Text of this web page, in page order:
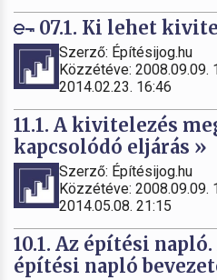
07.1. Ki lehet
Szerző: Építésijog.hu
Közzétéve:
2014.02.23. 16:46
11.1. A kivitelezés
kapcsolódó eljárás »
Szerző: Építésijog.hu
Közzétéve:
2014.05.08. 21:15
10.1. Az építési
építési napló